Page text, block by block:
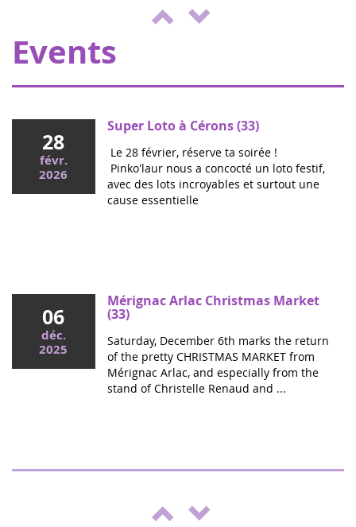
Ce mercredi, le député Vincent Thiébaut organisait avec
Grandir Sans Cancer et Eva pour la vie le colloque "Dons
de vie et lutte contre les cancers, maladies graves et
handicaps de l'enfant" à l'...
Events
for the benefit of Eva pour la vie and
ENVOL, to support sick children....
28
févr.
2026
Super Loto à Cérons (33)
Le 28 février, réserve ta soirée !
Pinko'laur nous a concocté un loto festif,
avec des lots incroyables et surtout une
cause essentielle
06
déc.
2025
Mérignac Arlac Christmas Market
(33)
Saturday, December 6th marks the return
of the pretty CHRISTMAS MARKET from
Mérignac Arlac, and especially from the
stand of Christelle Renaud and ...
"Boulgui" show in Lhuis (Ain)
supporting the fight against cancer. This